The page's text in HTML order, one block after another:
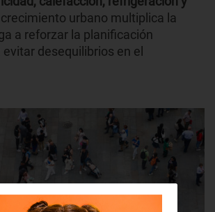
crecimiento urbano multiplica la
a reforzar la planificación
desequilibrios en el